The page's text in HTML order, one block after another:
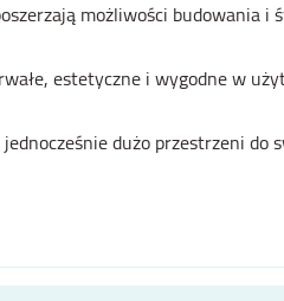
możliwości budowania
estetyczne i wygodne w
dużo przestrzeni